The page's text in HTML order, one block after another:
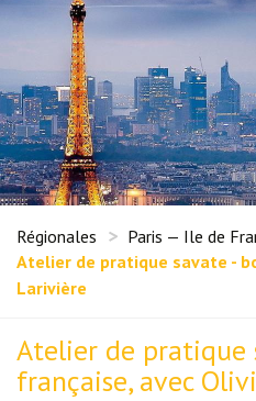
Régionales Paris — Ile de
Atelier de pratique savate -
Larivière
Atelier de pratique
française, avec